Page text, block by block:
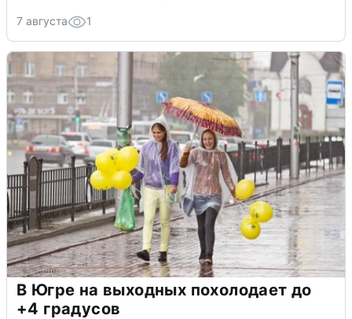
7 августа 1
В Югре на выходных похолодает до
+4 градусов